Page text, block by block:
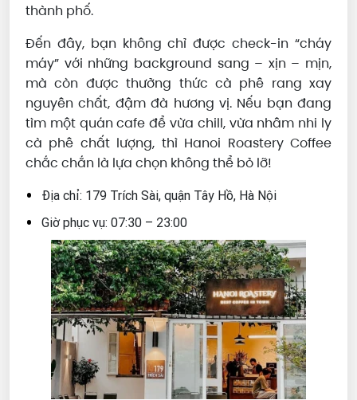
thành phố.
Đến đây, bạn không chỉ được check-in “cháy
máy” với những background sang – xịn – mịn,
mà còn được thưởng thức cà phê rang xay
nguyên chất, đậm đà hương vị. Nếu bạn đang
tìm một quán cafe để vừa chill, vừa nhâm nhi ly
cà phê chất lượng, thì Hanoi Roastery Coffee
chắc chắn là lựa chọn không thể bỏ lỡ!
Địa chỉ: 179 Trích Sài, quận Tây Hồ, Hà Nội
Giờ phục vụ: 07:30 – 23:00